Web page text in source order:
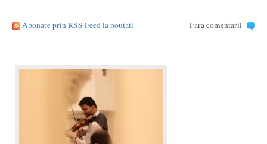
Abonare prin RSS Feed la noutati Fara comentarii